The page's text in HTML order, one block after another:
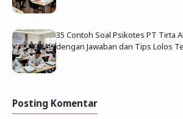
35 Contoh Soal Psikotes PT Tirta
dengan Jawaban dan Tips Lolos
Posting Komentar